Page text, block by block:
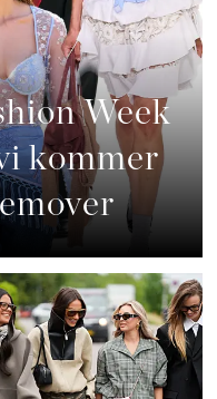
Week
kommer